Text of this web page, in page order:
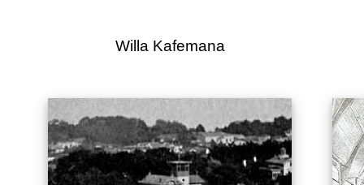
Willa Kafemana